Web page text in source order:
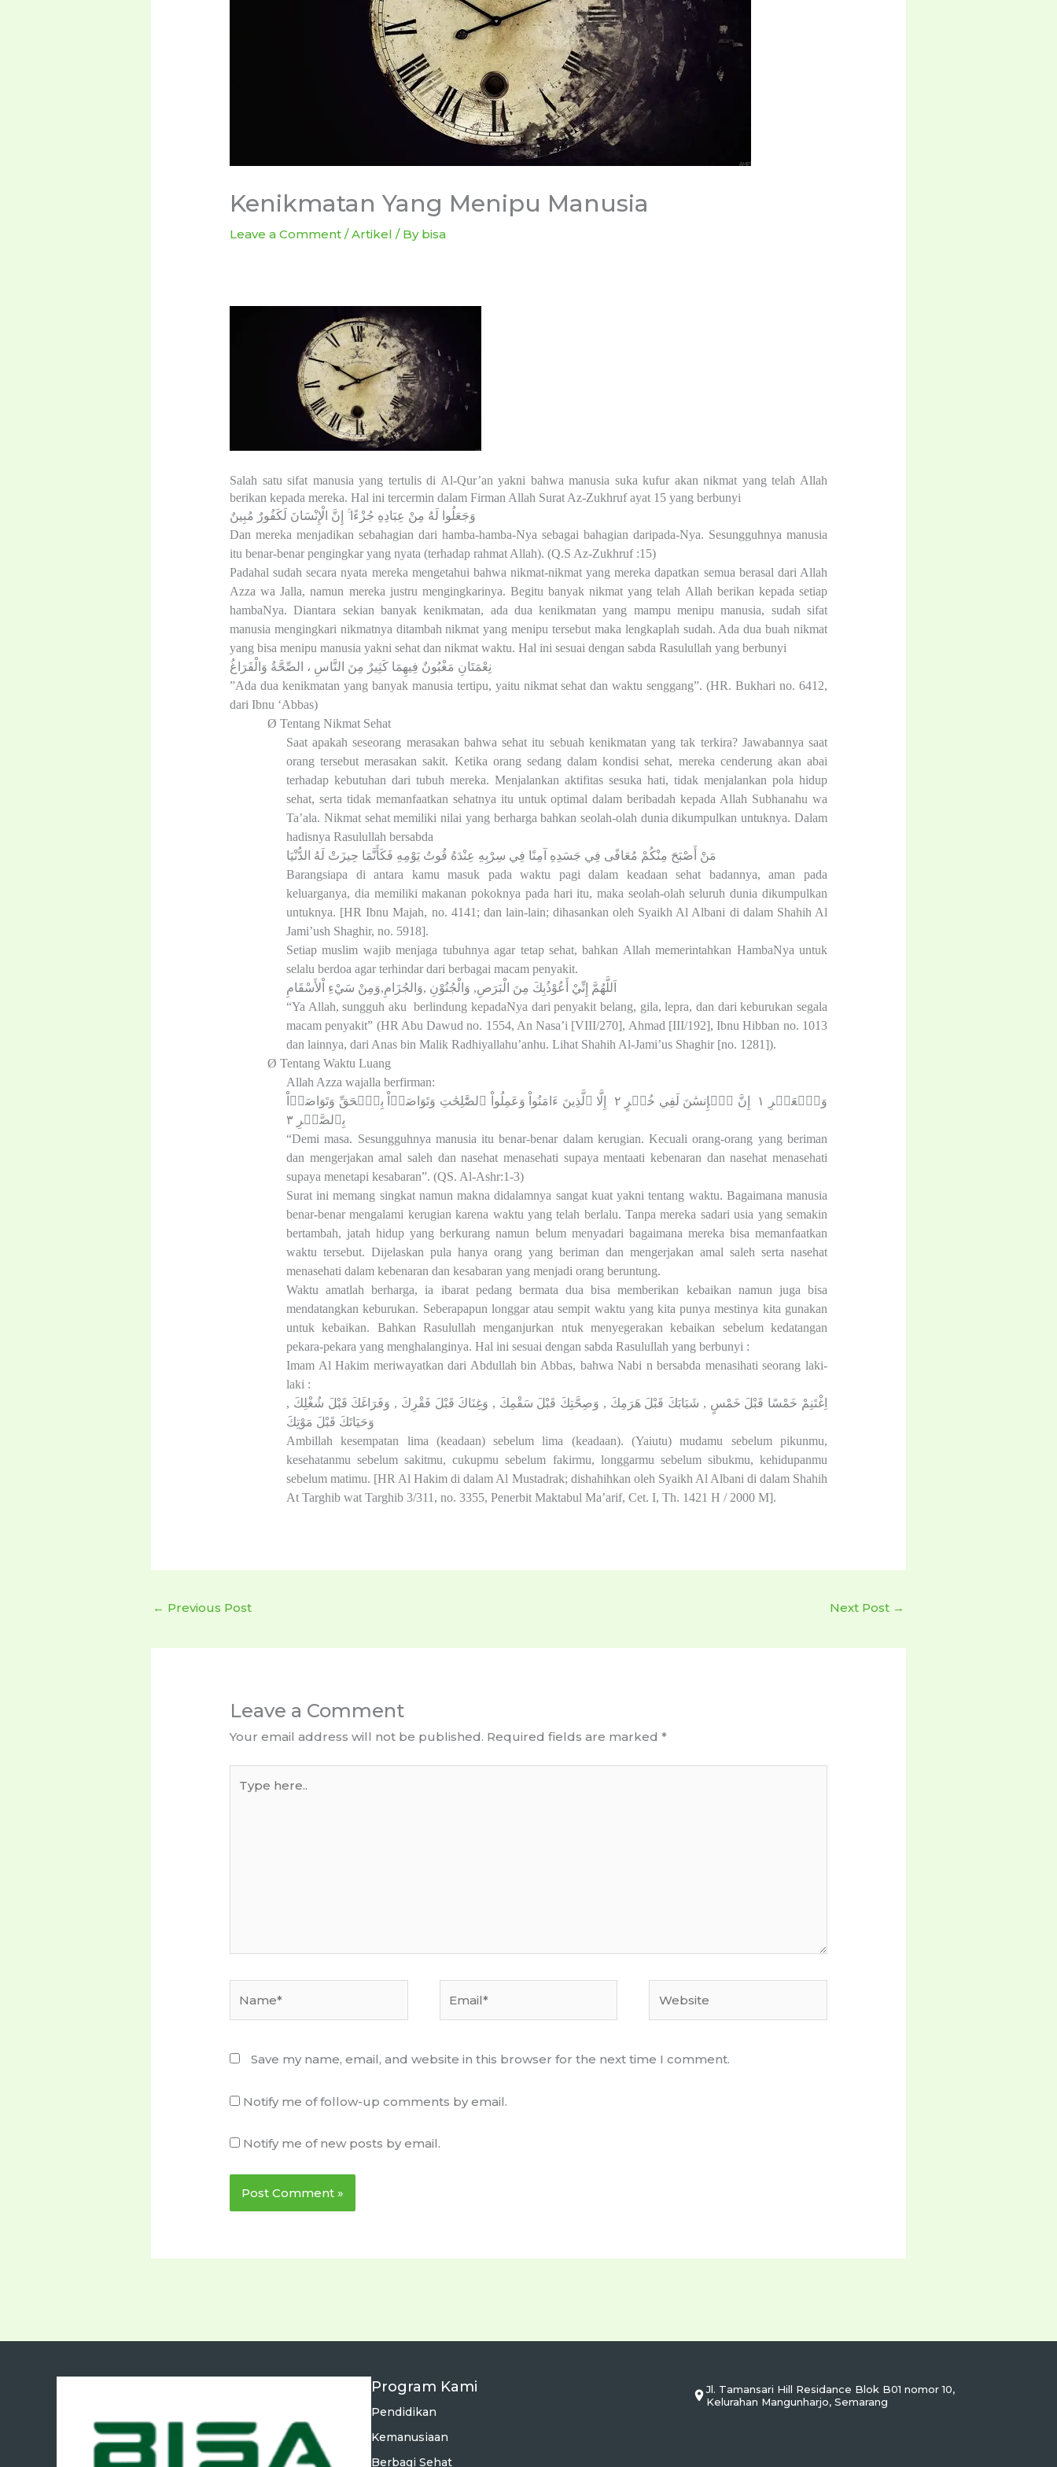
Kenikmatan Yang Menipu Manusia
Leave a Comment /Artikel / By bisa
Salah satu sifat manusia yang tertulis di Al-Qur’an yakni bahwa manusia suka kufur akan nikmat yang telah Allah
berikan kepada mereka. Hal ini tercermin dalam Firman Allah Surat Az-Zukhruf ayat 15 yang berbunyi
وَجَعَلُوا لَهُ مِنْ عِبَادِهِ جُزْءًا ۚ إِنَّ الْإِنْسَانَ لَكَفُورٌ مُبِينٌ
Dan mereka menjadikan sebahagian dari hamba-hamba-Nya sebagai bahagian daripada-Nya. Sesungguhnya manusia
itu benar-benar pengingkar yang nyata (terhadap rahmat Allah). (Q.S Az-Zukhruf :15)
Padahal sudah secara nyata mereka mengetahui bahwa nikmat-nikmat yang mereka dapatkan semua berasal dari Allah
Azza wa Jalla, namun mereka justru mengingkarinya. Begitu banyak nikmat yang telah Allah berikan kepada setiap
hambaNya. Diantara sekian banyak kenikmatan, ada dua kenikmatan yang mampu menipu manusia, sudah sifat
manusia mengingkari nikmatnya ditambah nikmat yang menipu tersebut maka lengkaplah sudah. Ada dua buah nikmat
yang bisa menipu manusia yakni sehat dan nikmat waktu. Hal ini sesuai dengan sabda Rasulullah yang berbunyi
نِعْمَتَانِ مَغْبُونٌ فِيهِمَا كَثِيرٌ مِنَ النَّاسِ ، الصِّحَّةُ وَالْفَرَاغُ
”Ada dua kenikmatan yang banyak manusia tertipu, yaitu nikmat sehat dan waktu senggang”. (HR. Bukhari no. 6412,
dari Ibnu ‘Abbas)
Ø Tentang Nikmat Sehat
Saat apakah seseorang merasakan bahwa sehat itu sebuah kenikmatan yang tak terkira? Jawabannya saat
orang tersebut merasakan sakit. Ketika orang sedang dalam kondisi sehat, mereka cenderung akan abai
terhadap kebutuhan dari tubuh mereka. Menjalankan aktifitas sesuka hati, tidak menjalankan pola hidup
sehat, serta tidak memanfaatkan sehatnya itu untuk optimal dalam beribadah kepada Allah Subhanahu wa
Ta’ala. Nikmat sehat memiliki nilai yang berharga bahkan seolah-olah dunia dikumpulkan untuknya. Dalam
hadisnya Rasulullah bersabda
مَنْ أَصْبَحَ مِنْكُمْ مُعَافًى فِي جَسَدِهِ آمِنًا فِي سِرْبِهِ عِنْدَهُ قُوتُ يَوْمِهِ فَكَأَنَّمَا حِيزَتْ لَهُ الدُّنْيَا
Barangsiapa di antara kamu masuk pada waktu pagi dalam keadaan sehat badannya, aman pada
keluarganya, dia memiliki makanan pokoknya pada hari itu, maka seolah-olah seluruh dunia dikumpulkan
untuknya. [HR Ibnu Majah, no. 4141; dan lain-lain; dihasankan oleh Syaikh Al Albani di dalam Shahih Al
Jami’ush Shaghir, no. 5918].
Setiap muslim wajib menjaga tubuhnya agar tetap sehat, bahkan Allah memerintahkan HambaNya untuk
selalu berdoa agar terhindar dari berbagai macam penyakit.
اَللَّهُمَّ إِنِّيْ أَعُوْذُبِكَ مِنَ الْبَرَصِ, وَالْجُنُوْنِ ,وَالجُزَامِ,وَمِنْ سَيْءِ اْلأَسْقَامِ
“Ya Allah, sungguh aku
berlindung kepadaNya dari penyakit belang, gila, lepra, dan dari keburukan segala
macam penyakit” (HR Abu Dawud no. 1554, An Nasa’i [VIII/270], Ahmad [III/192], Ibnu Hibban no. 1013
dan lainnya, dari Anas bin Malik Radhiyallahu’anhu. Lihat Shahih Al-Jami’us Shaghir [no. 1281]).
Ø Tentang Waktu Luang
Allah Azza wajalla berfirman:
وَٱلۡعَصۡرِ ١
إِنَّ ٱلۡإِنسَٰنَ لَفِي خُسۡرٍ ٢
إِلَّا ٱلَّذِينَ ءَامَنُواْ وَعَمِلُواْ ٱلصَّٰلِحَٰتِ وَتَوَاصَوۡاْ بِٱلۡحَقِّ وَتَوَاصَوۡاْ
بِٱلصَّبۡرِ ٣
“Demi masa. Sesungguhnya manusia itu benar-benar dalam kerugian. Kecuali orang-orang yang beriman
dan mengerjakan amal saleh dan nasehat menasehati supaya mentaati kebenaran dan nasehat menasehati
supaya menetapi kesabaran”. (QS. Al-Ashr:1-3)
Surat ini memang singkat namun makna didalamnya sangat kuat yakni tentang waktu. Bagaimana manusia
benar-benar mengalami kerugian karena waktu yang telah berlalu. Tanpa mereka sadari usia yang semakin
bertambah, jatah hidup yang berkurang namun belum menyadari bagaimana mereka bisa memanfaatkan
waktu tersebut. Dijelaskan pula hanya orang yang beriman dan mengerjakan amal saleh serta nasehat
menasehati dalam kebenaran dan kesabaran yang menjadi orang beruntung.
Waktu amatlah berharga, ia ibarat pedang bermata dua bisa memberikan kebaikan namun juga bisa
mendatangkan keburukan. Seberapapun longgar atau sempit waktu yang kita punya mestinya kita gunakan
untuk kebaikan. Bahkan Rasulullah menganjurkan ntuk menyegerakan kebaikan sebelum kedatangan
pekara-pekara yang menghalanginya. Hal ini sesuai dengan sabda Rasulullah yang berbunyi :
Imam Al Hakim meriwayatkan dari Abdullah bin Abbas, bahwa Nabi n bersabda menasihati seorang laki-
laki :
اِغْتَنِمْ خَمْسًا قَبْلَ خَمْسٍ , شَبَابَكَ قَبْلَ هَرَمِكَ , وَصِحَّتِكَ قَبْلَ سَقْمِكَ , وَغِنَاكَ قَبْلَ فَقْرِكَ , وَفَرَاغَكَ قَبْلَ شُغْلِكَ ,
وَحَيَاتَكَ قَبْلَ مَوْتِكَ
Ambillah kesempatan lima (keadaan) sebelum lima (keadaan). (Yaiutu) mudamu sebelum pikunmu,
kesehatanmu sebelum sakitmu, cukupmu sebelum fakirmu, longgarmu sebelum sibukmu, kehidupanmu
sebelum matimu. [HR Al Hakim di dalam Al Mustadrak; dishahihkan oleh Syaikh Al Albani di dalam Shahih
At Targhib wat Targhib 3/311, no. 3355, Penerbit Maktabul Ma’arif, Cet. I, Th. 1421 H / 2000 M].
← Previous Post Next Post →
Leave a Comment
Your email address will not be published. Required fields are marked*
here..
Save my name, email, and website in this browser for the next time I comment.
Notify me of follow-up comments by email.
Notify me of new posts by email.
Program Kami
Pendidikan
Kemanusiaan
Berbagi Sehat
Jl. Tamansari Hill Residance Blok B01 nomor 10,
Kelurahan Mangunharjo, Semarang